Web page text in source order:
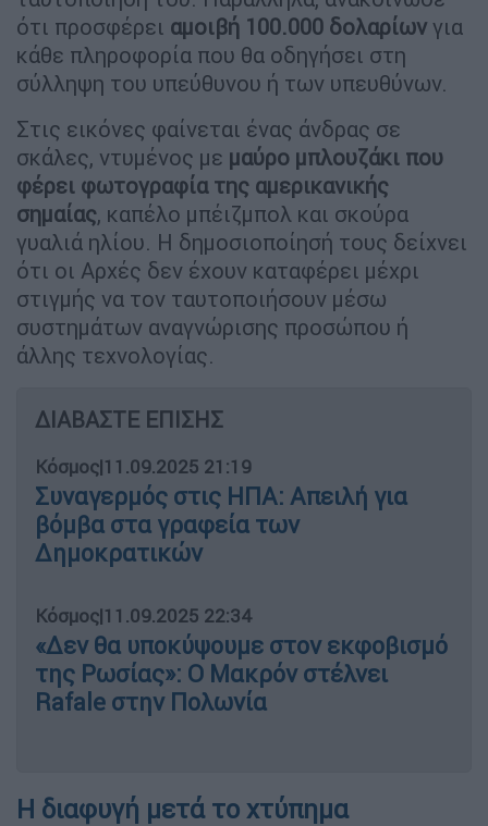
ότι προσφέρει αμοιβή 100.000 δολαρίων για
κάθε πληροφορία που θα οδηγήσει στη
σύλληψη του υπεύθυνου ή των υπευθύνων.
Στις εικόνες φαίνεται ένας άνδρας σε
σκάλες, ντυμένος με μαύρο μπλουζάκι που
φέρει φωτογραφία της αμερικανικής
σημαίας, καπέλο μπέιζμπολ και σκούρα
γυαλιά ηλίου. Η δημοσιοποίησή τους δείχνει
ότι οι Αρχές δεν έχουν καταφέρει μέχρι
στιγμής να τον ταυτοποιήσουν μέσω
συστημάτων αναγνώρισης προσώπου ή
άλλης τεχνολογίας.
ΔΙΑΒΑΣΤΕ ΕΠΙΣΗΣ
Κόσμος|11.09.2025 21:19
Συναγερμός στις ΗΠΑ: Απειλή για
βόμβα στα γραφεία των
Δημοκρατικών
Κόσμος|11.09.2025 22:34
«Δεν θα υποκύψουμε στον εκφοβισμό
της Ρωσίας»: Ο Μακρόν στέλνει
Rafale στην Πολωνία
Η διαφυγή μετά το χτύπημα